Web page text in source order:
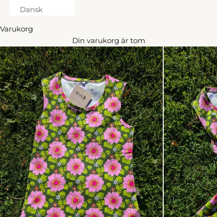
Dansk
Varukorg
Din varukorg är tom
15% på en order & fri frakt